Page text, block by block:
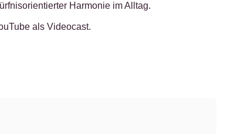
Harmonie im Alltag.
als Videocast.